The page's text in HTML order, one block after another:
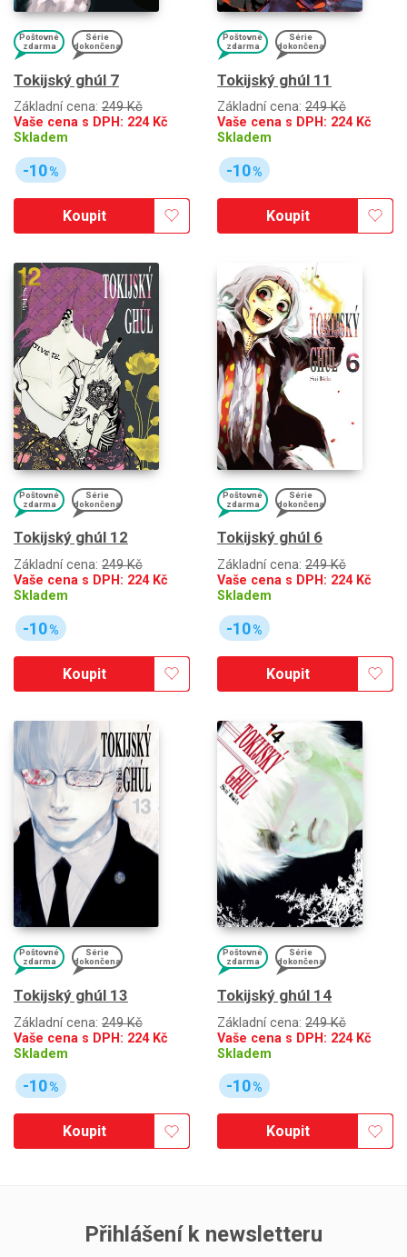
Poštovné
zdarma
Série
dokončena
Tokijský ghúl 7
Základní cena: 249 Kč
Vaše cena s DPH: 224Kč
Skladem
-10%
Koupit
Poštovné
zdarma
Série
dokončena
Tokijský ghúl 11
Základní cena: 249 Kč
Vaše cena s DPH: 224Kč
Skladem
-10%
Koupit
Poštovné
zdarma
Série
dokončena
Tokijský ghúl 12
Základní cena: 249 Kč
Vaše cena s DPH: 224Kč
Skladem
-10%
Koupit
Poštovné
zdarma
Série
dokončena
Tokijský ghúl 6
Základní cena: 249 Kč
Vaše cena s DPH: 224Kč
Skladem
-10%
Koupit
Poštovné
zdarma
Série
dokončena
Tokijský ghúl 13
Základní cena: 249 Kč
Vaše cena s DPH: 224Kč
Skladem
-10%
Koupit
Poštovné
zdarma
Série
dokončena
Tokijský ghúl 14
Základní cena: 249 Kč
Vaše cena s DPH: 224Kč
Skladem
-10%
Koupit
Přihlášení k newsletteru